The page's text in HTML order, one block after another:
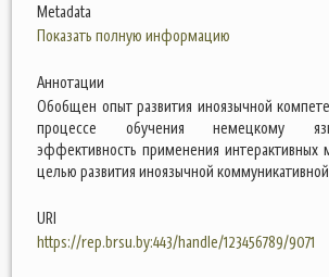
Metadata
Показать полную информацию
Аннотации
Обобщен опыт развития иноязычной
процессе обучения немецкому
эффективность применения интерактивных
целью развития иноязычной
URI
https://rep.brsu.by:443/handle/123456789/9071